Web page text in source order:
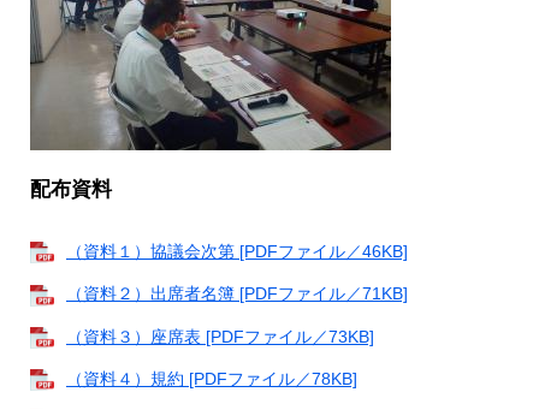
配布資料
（資料１）協議会次第 [PDFファイル／46KB]
（資料２）出席者名簿 [PDFファイル／71KB]
（資料３）座席表 [PDFファイル／73KB]
（資料４）規約 [PDFファイル／78KB]